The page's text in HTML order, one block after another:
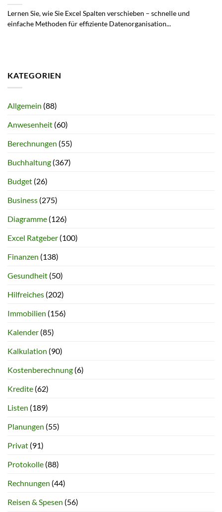
Lernen Sie, wie Sie Excel Spalten verschieben – schnelle und
einfache Methoden für effiziente Datenorganisation...
KATEGORIEN
Allgemein (88)
Anwesenheit (60)
Berechnungen (55)
Buchhaltung (367)
Budget (26)
Business (275)
Diagramme (126)
Excel Ratgeber (100)
Finanzen (138)
Gesundheit (50)
Hilfreiches (202)
Immobilien (156)
Kalender (85)
Kalkulation (90)
Kostenberechnung (6)
Kredite (62)
Listen (189)
Planungen (55)
Privat (91)
Protokolle (88)
Rechnungen (44)
Reisen & Spesen (56)